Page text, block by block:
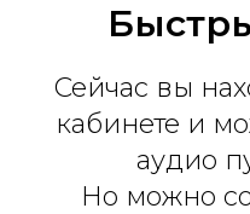
Сейчас вы
кабинете и
аудио
Но можно